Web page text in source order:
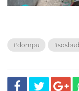
#dompu #sosbud